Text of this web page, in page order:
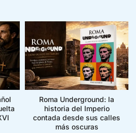
Roma Underground: la
historia del Imperio
contada desde sus calles
más oscuras